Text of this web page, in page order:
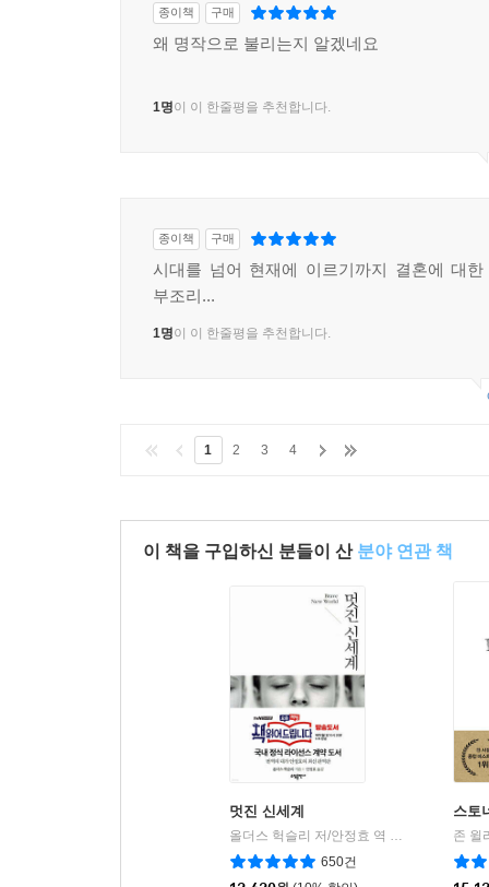
종이책 구매
왜 명작으로 불리는지 알겠네요
1명이 이 한줄평을 추천합니다.
종이책 구매
시대를 넘어 현재에 이르기까지 결혼에 대한
부조리...
1명이 이 한줄평을 추천합니다.
1 2 3 4
이 책을 구입하신 분들이 산 분야 연관 책
멋진 신세계
올더스 헉슬리 저/안정효 역 | 소담출판사
650건
스토
존 윌